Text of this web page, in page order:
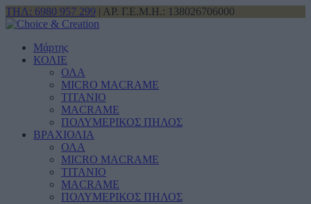
ΤΗΛ: 6980 957 299 | ΑΡ. Γ.Ε.Μ.Η.: 138026706000
Μάρτης
ΚΟΛΙΕ
ΟΛΑ
MICRO MACRAME
ΤΙΤΑΝΙΟ
MACRAME
ΠΟΛΥΜΕΡΙΚΟΣ ΠΗΛΟΣ
ΒΡΑΧΙΟΛΙΑ
ΟΛΑ
MICRO MACRAME
ΤΙΤΑΝΙΟ
MACRAME
ΠΟΛΥΜΕΡΙΚΟΣ ΠΗΛΟΣ